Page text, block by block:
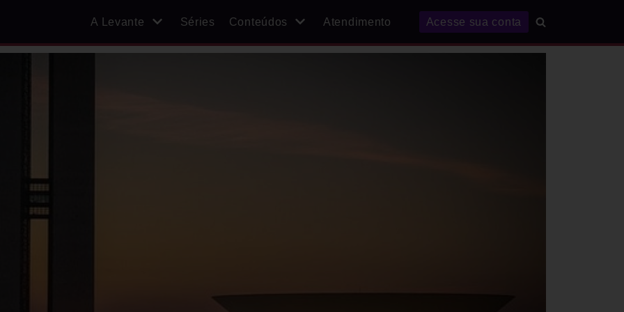
A Levante Séries Conteúdos Atendimento Acesse sua conta